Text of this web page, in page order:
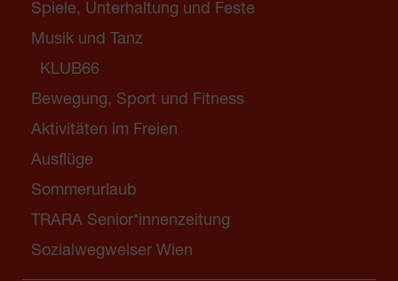
Spiele, Unterhaltung und Feste
Musik und Tanz
KLUB66
Bewegung, Sport und Fitness
Aktivitäten im Freien
Ausflüge
Sommerurlaub
TRARA Senior*innenzeitung
Sozialwegweiser Wien